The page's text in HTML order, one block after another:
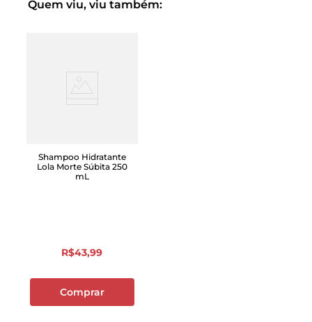
Quem viu, viu também:
Shampoo Hidratante
Lola Morte Súbita 250
mL
R$43,99
Comprar